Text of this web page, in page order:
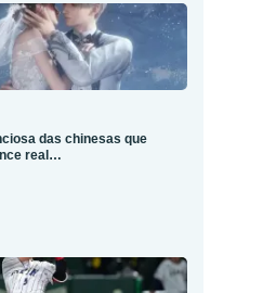
das chinesas que
real…